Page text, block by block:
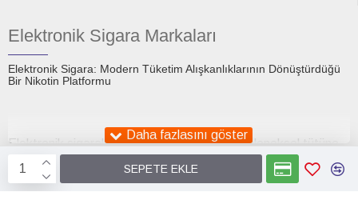
SEPETE EKLE
Elektronik Sigara Markaları
Elektronik Sigara: Modern Tüketim Alışkanlıklarının Dönüştürdüğü
Bir Nikotin Platformu
Elektronik sigaralar, son on yıl içinde hem geleneksel tütüne
alternatif olarak sunulan bir tüketim aracı hem de küresel bir
tartışma konusu hâline gelmiştir. İlk ortaya çıktıklarında